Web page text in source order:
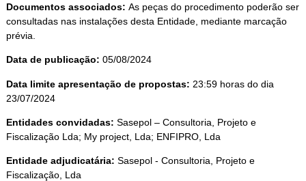
Documentos associados: As peças do procedimento poderão ser
consultadas nas instalações desta Entidade, mediante marcação
prévia.
Data de publicação: 05/08/2024
Data limite apresentação de propostas: 23:59 horas do dia
23/07/2024
Entidades convidadas: Sasepol – Consultoria, Projeto e
Fiscalização Lda; My project, Lda; ENFIPRO, Lda
Entidade adjudicatária: Sasepol - Consultoria, Projeto e
Fiscalização, Lda